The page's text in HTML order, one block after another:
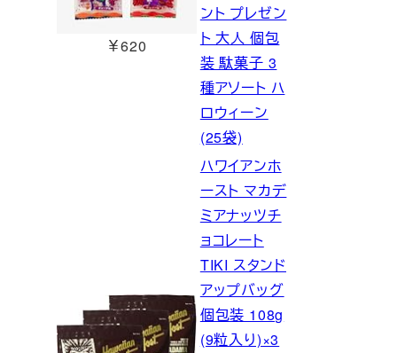
￥620
ント プレゼン
ト 大人 個包
装 駄菓子 3
種アソート ハ
ロウィーン
(25袋)
ハワイアンホ
ースト マカデ
ミアナッツチ
ョコレート
TIKI スタンド
アップバッグ
個包装 108g
(9粒入り)×3